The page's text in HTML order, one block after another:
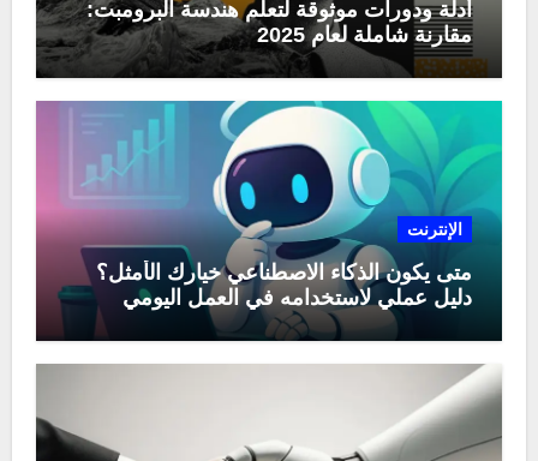
أدلة ودورات موثوقة لتعلّم هندسة البرومبت:
مقارنة شاملة لعام 2025
الإنترنت
متى يكون الذكاء الاصطناعي خيارك الأمثل؟
دليل عملي لاستخدامه في العمل اليومي